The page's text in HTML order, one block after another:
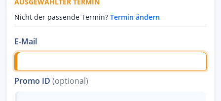
Nicht der passende Termin? Termin ändern
E-Mail
Promo ID (optional)